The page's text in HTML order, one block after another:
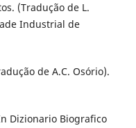
(Tradução de L.
Industrial de
de A.C. Osório).
Dizionario Biografico